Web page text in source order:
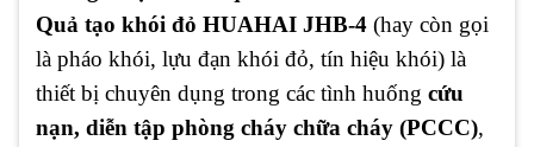
Quả tạo khói đỏ HUAHAI JHB-4 (hay còn gọi
là pháo khói, lựu đạn khói đỏ, tín hiệu khói) là
thiết bị chuyên dụng trong các tình huống cứu
nạn, diễn tập phòng cháy chữa cháy (PCCC),